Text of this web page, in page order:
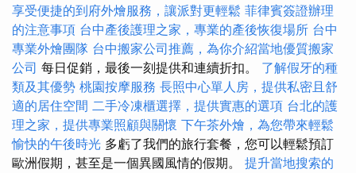
享受便捷的到府外燴服務，讓派對更輕鬆 菲律賓簽證辦理
的注意事項 台中產後護理之家，專業的產後恢復場所 台中
專業外燴團隊 台中搬家公司推薦，為你介紹當地優質搬家
公司 每日促銷，最後一刻提供和連續折扣。 了解假牙的種
類及其優勢 桃園按摩服務 長照中心單人房，提供私密且舒
適的居住空間 二手冷凍櫃選擇，提供實惠的選項 台北的護
理之家，提供專業照顧與關懷 下午茶外燴，為您帶來輕鬆
愉快的午後時光 多虧了我們的旅行套餐，您可以輕鬆預訂
歐洲假期，甚至是一個異國風情的假期。 提升當地搜索的